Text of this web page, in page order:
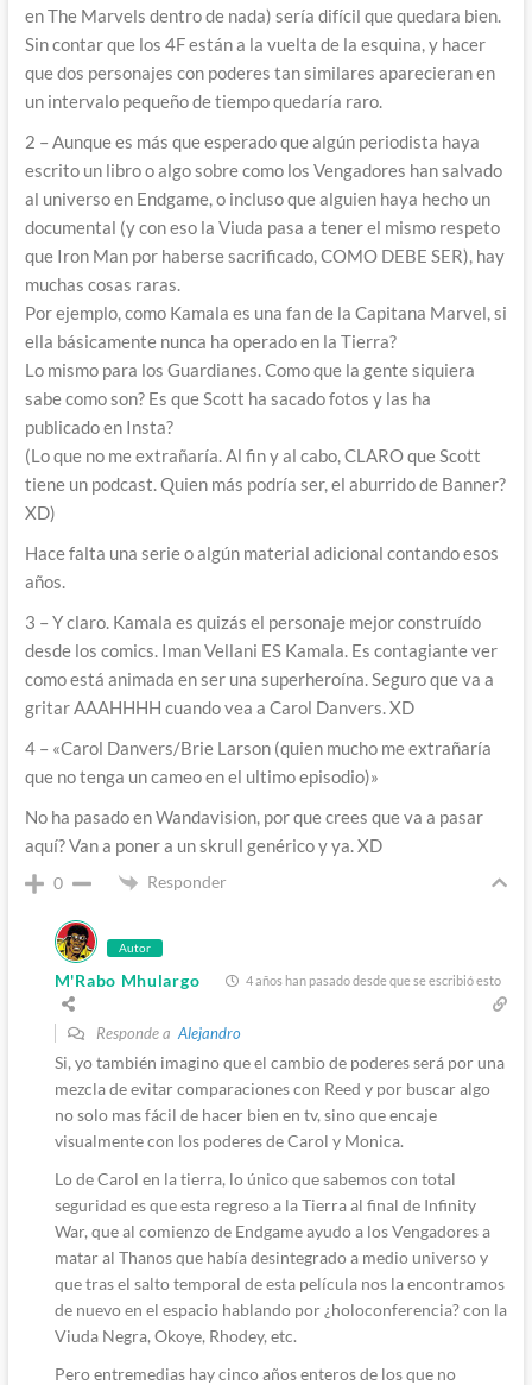
en The Marvels dentro de nada) sería difícil que quedara bien.
Sin contar que los 4F están a la vuelta de la esquina, y hacer
que dos personajes con poderes tan similares aparecieran en
un intervalo pequeño de tiempo quedaría raro.
2 – Aunque es más que esperado que algún periodista haya
escrito un libro o algo sobre como los Vengadores han salvado
al universo en Endgame, o incluso que alguien haya hecho un
documental (y con eso la Viuda pasa a tener el mismo respeto
que Iron Man por haberse sacrificado, COMO DEBE SER), hay
muchas cosas raras.
Por ejemplo, como Kamala es una fan de la Capitana Marvel, si
ella básicamente nunca ha operado en la Tierra?
Lo mismo para los Guardianes. Como que la gente siquiera
sabe como son? Es que Scott ha sacado fotos y las ha
publicado en Insta?
(Lo que no me extrañaría. Al fin y al cabo, CLARO que Scott
tiene un podcast. Quien más podría ser, el aburrido de Banner?
XD)
Hace falta una serie o algún material adicional contando esos
años.
3 – Y claro. Kamala es quizás el personaje mejor construído
desde los comics. Iman Vellani ES Kamala. Es contagiante ver
como está animada en ser una superheroína. Seguro que va a
gritar AAAHHHH cuando vea a Carol Danvers. XD
4 – «Carol Danvers/Brie Larson (quien mucho me extrañaría
que no tenga un cameo en el ultimo episodio)»
No ha pasado en Wandavision, por que crees que va a pasar
aquí? Van a poner a un skrull genérico y ya. XD
0 Responder
Autor
M'Rabo Mhulargo 4 años han pasado desde que se escribió esto
Responde a Alejandro
Si, yo también imagino que el cambio de poderes será por una
mezcla de evitar comparaciones con Reed y por buscar algo
no solo mas fácil de hacer bien en tv, sino que encaje
visualmente con los poderes de Carol y Monica.
Lo de Carol en la tierra, lo único que sabemos con total
seguridad es que esta regreso a la Tierra al final de Infinity
War, que al comienzo de Endgame ayudo a los Vengadores a
matar al Thanos que había desintegrado a medio universo y
que tras el salto temporal de esta película nos la encontramos
de nuevo en el espacio hablando por ¿holoconferencia? con la
Viuda Negra, Okoye, Rhodey, etc.
Pero entremedias hay cinco años enteros de los que no